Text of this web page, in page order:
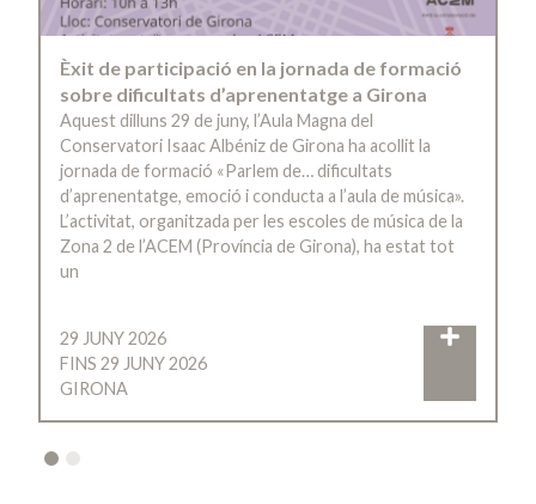
Èxit de participació en la jornada de formació
sobre dificultats d’aprenentatge a Girona
Aquest dilluns 29 de juny, l’Aula Magna del
Conservatori Isaac Albéniz de Girona ha acollit la
jornada de formació «Parlem de… dificultats
d’aprenentatge, emoció i conducta a l’aula de música».
L’activitat, organitzada per les escoles de música de la
Zona 2 de l’ACEM (Província de Girona), ha estat tot
un
29 JUNY 2026
FINS 29 JUNY 2026
GIRONA